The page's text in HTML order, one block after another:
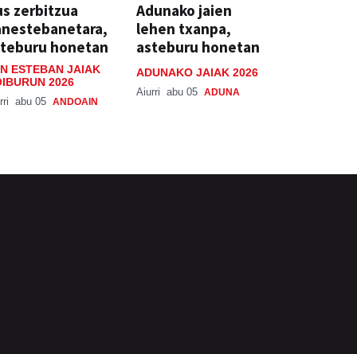
zerbitzua
honetan
ESTEBAN JAIAK
2026
abu 05 ANDOAIN
Adunako jaien
lehen txanpa,
asteburu honetan
ADUNAKO JAIAK 2026
Aiurri abu 05 ADUNA